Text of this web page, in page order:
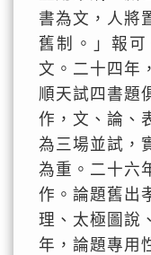
書為文，人將
舊制。」報
文。二十四年
順天試四書題
作，文、論、
為三場並試，
為重。二十六
作。論題舊出
理、太極圖說
年，論題專用